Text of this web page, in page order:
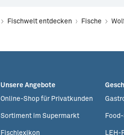
Fischwelt entdecken Fische
Unsere Angebote
Online-Shop für Privatkunden
Sortiment im Supermarkt
Fischlexikon LEH-